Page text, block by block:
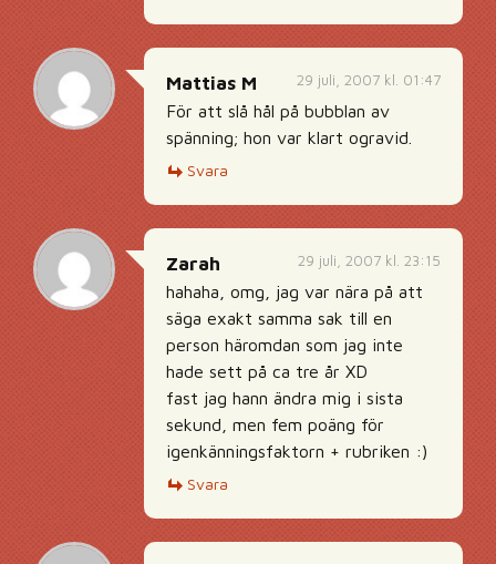
29 juli, 2007 kl. 01:47
Mattias M
För att slå hål på bubblan av
spänning; hon var klart ogravid.
Svara
29 juli, 2007 kl. 23:15
Zarah
hahaha, omg, jag var nära på att
säga exakt samma sak till en
person häromdan som jag inte
hade sett på ca tre år XD
fast jag hann ändra mig i sista
sekund, men fem poäng för
igenkänningsfaktorn + rubriken :)
Svara